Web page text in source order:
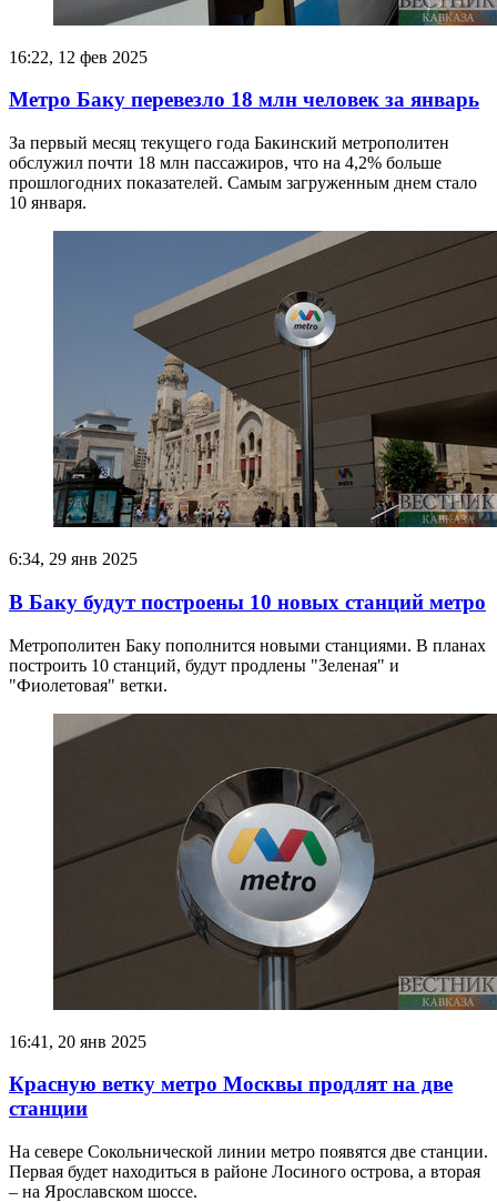
16:22, 12 фев 2025
Метро Баку перевезло 18 млн человек за январь
За первый месяц текущего года Бакинский метрополитен
обслужил почти 18 млн пассажиров, что на 4,2% больше
прошлогодних показателей. Самым загруженным днем стало
10 января.
6:34, 29 янв 2025
В Баку будут построены 10 новых станций метро
Метрополитен Баку пополнится новыми станциями. В планах
построить 10 станций, будут продлены "Зеленая" и
"Фиолетовая" ветки.
16:41, 20 янв 2025
Красную ветку метро Москвы продлят на две
станции
На севере Сокольнической линии метро появятся две станции.
Первая будет находиться в районе Лосиного острова, а вторая
– на Ярославском шоссе.